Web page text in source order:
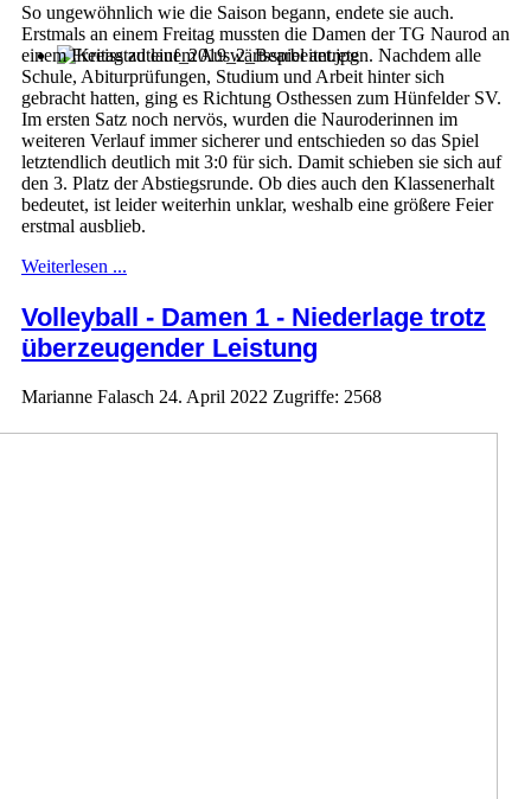
So ungewöhnlich wie die Saison begann, endete sie auch.
Erstmals an einem Freitag mussten die Damen der TG Naurod an
einem Freitag zu einem Auswärtsspiel antreten. Nachdem alle
Schule, Abiturprüfungen, Studium und Arbeit hinter sich
gebracht hatten, ging es Richtung Osthessen zum Hünfelder SV.
Im ersten Satz noch nervös, wurden die Nauroderinnen im
weiteren Verlauf immer sicherer und entschieden so das Spiel
letztendlich deutlich mit 3:0 für sich. Damit schieben sie sich auf
den 3. Platz der Abstiegsrunde. Ob dies auch den Klassenerhalt
bedeutet, ist leider weiterhin unklar, weshalb eine größere Feier
erstmal ausblieb.
Weiterlesen ...
Volleyball - Damen 1 - Niederlage trotz
überzeugender Leistung
Marianne Falasch 24. April 2022 Zugriffe: 2568